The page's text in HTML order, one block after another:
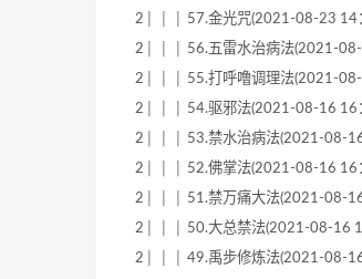
2│ │ │ 57.金光咒(2021-08-23 14
2│ │ │ 56.五雷水治病法(2021-
2│ │ │ 55.打呼噜调理法(2021-
2│ │ │ 54.驱邪法(2021-08-16 16
2│ │ │ 53.禁水治病法(2021-08-
2│ │ │ 52.佛掌法(2021-08-16 16
2│ │ │ 51.禁万痛大法(2021-08-
2│ │ │ 50.大总禁法(2021-08-16
2│ │ │ 49.禹步修炼法(2021-08-